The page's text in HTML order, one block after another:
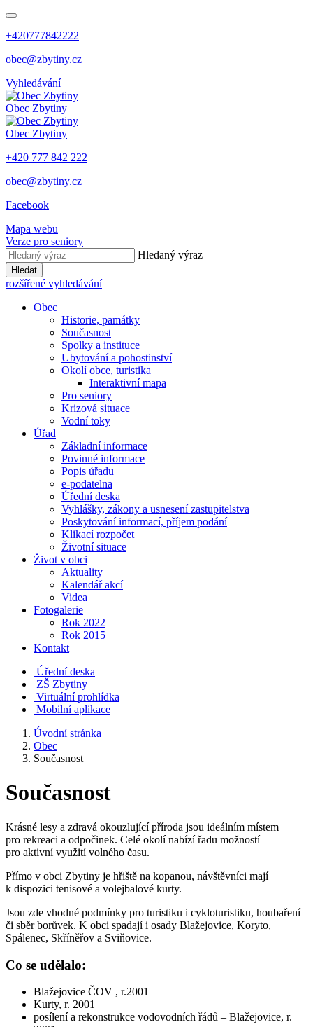
+420777842222
obec@zbytiny.cz
Vyhledávání
Obec Zbytiny
Obec Zbytiny
+420 777 842 222
obec@zbytiny.cz
Facebook
Mapa webu
Verze pro seniory
Hledaný výraz
Hledat
rozšířené vyhledávání
Obec
Historie, památky
Současnost
Spolky a instituce
Ubytování a pohostinství
Okolí obce, turistika
Interaktivní mapa
Pro seniory
Krizová situace
Vodní toky
Úřad
Základní informace
Povinné informace
Popis úřadu
e-podatelna
Úřední deska
Vyhlášky, zákony a usnesení zastupitelstva
Poskytování informací, příjem podání
Klikací rozpočet
Životní situace
Život v obci
Aktuality
Kalendář akcí
Videa
Fotogalerie
Rok 2022
Rok 2015
Kontakt
Úřední deska
ZŠ Zbytiny
Virtuální prohlídka
Mobilní aplikace
Úvodní stránka
Obec
Současnost
Současnost
Krásné lesy a zdravá okouzlující příroda jsou ideálním místem
pro rekreaci a odpočinek. Celé okolí nabízí řadu možností
pro aktivní využití volného času.
Přímo v obci Zbytiny je hřiště na kopanou, návštěvníci mají
k dispozici tenisové a volejbalové kurty.
Jsou zde vhodné podmínky pro turistiku i cykloturistiku, houbaření
či sběr borůvek. K obci spadají i osady Blažejovice, Koryto,
Spálenec, Skříněřov a Sviňovice.
Co se udělalo:
Blažejovice ČOV , r.2001
Kurty, r. 2001
posílení a rekonstrukce vodovodních řádů – Blažejovice, r.